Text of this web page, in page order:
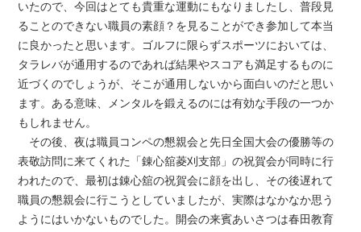
いたので、今回はとても貴重な運動にもなりましたし、普段見
ることのできない職員の素顔？を見ることができ参加して本当
に良かったと思います。ゴルフに限らずスポーツにおいては、
タラレバが通用するのであれば結果やスコアも満足するものに
近づくのでしょうが、そこが通用しないから面白いのだと思い
ます。ある意味、メンタルを鍛えるのには有効な手段の一つか
もしれません。
その後、夜は職員コンペの懇親会と先日全国大会の優勝等の
表敬訪問に来てくれた「錬心舘菱刈支部」の祝賀会が同時に行
われたので、最初は錬心舘の祝賀会に顔を出し、その後遅れて
職員の懇親会に行こうとしていましたが、実際はなかなか思う
ようにはいかないものでした。開会の来賓あいさつは春田教育